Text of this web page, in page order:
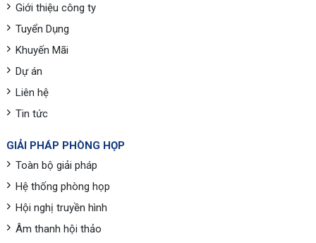
Giới thiệu công ty
Tuyển Dụng
Khuyến Mãi
Dự án
Liên hệ
Tin tức
GIẢI PHÁP PHÒNG HỌP
Toàn bộ giải pháp
Hệ thống phòng họp
Hội nghị truyền hình
Âm thanh hội thảo